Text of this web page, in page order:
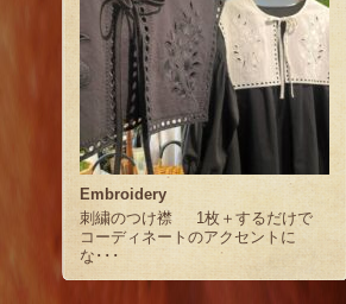
Embroidery
刺繍のつけ襟 1枚＋するだけで
コーディネートのアクセントに
な･･･